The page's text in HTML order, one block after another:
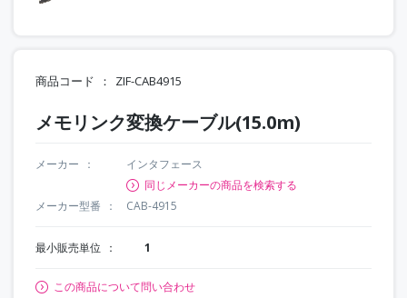
商品コード ZIF-CAB4915
メモリンク変換ケーブル(15.0m)
メーカー
インタフェース
同じメーカーの商品を検索する
メーカー型番
CAB-4915
最小販売単位 1
この商品について問い合わせ